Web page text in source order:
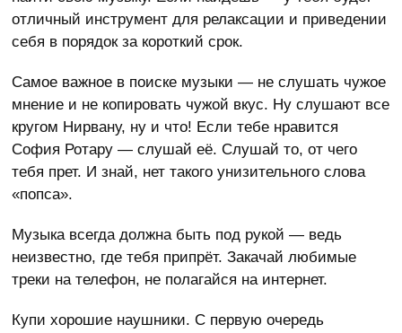
отличный инструмент для релаксации и приведении
себя в порядок за короткий срок.
Самое важное в поиске музыки — не слушать чужое
мнение и не копировать чужой вкус. Ну слушают все
кругом Нирвану, ну и что! Если тебе нравится
София Ротару — слушай её. Слушай то, от чего
тебя прет. И знай, нет такого унизительного слова
«попса».
Музыка всегда должна быть под рукой — ведь
неизвестно, где тебя припрёт. Закачай любимые
треки на телефон, не полагайся на интернет.
Купи хорошие наушники. С первую очередь